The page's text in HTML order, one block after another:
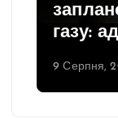
газу:
9 Серпня,